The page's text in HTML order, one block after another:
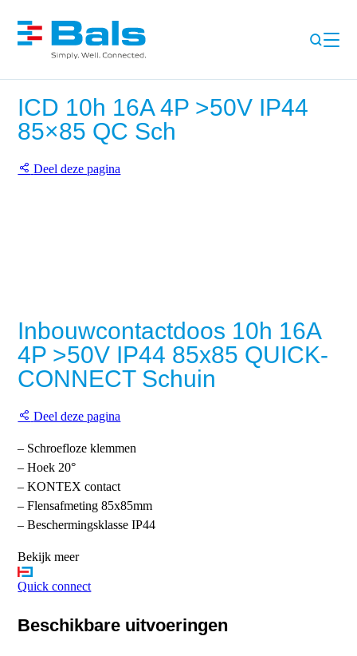
ICD 10h 16A 4P >50V IP44
85×85 QC Sch
Deel deze pagina
Inbouwcontactdoos 10h 16A
4P >50V IP44 85x85 QUICK-
CONNECT Schuin
Deel deze pagina
– Schroefloze klemmen
– Hoek 20°
– KONTEX contact
– Flensafmeting 85x85mm
– Beschermingsklasse IP44
Bekijk meer
Quick connect
Beschikbare uitvoeringen